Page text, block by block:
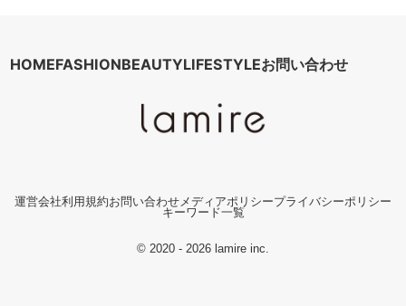
HOMEFASHIONBEAUTYLIFESTYLEお問い合わせ
運営会社利用規約お問い合わせ メディアポリシープライバシーポリシー
キーワード一覧
© 2020 - 2026 lamire inc.